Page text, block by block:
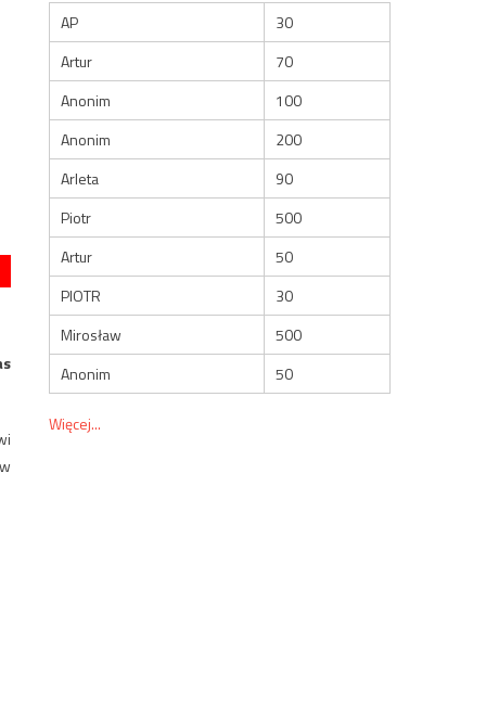
AP
30
Artur
70
Anonim
100
Anonim
200
Arleta
90
Piotr
500
Artur
50
PIOTR
30
Mirosław
500
Anonim
50
Więcej...